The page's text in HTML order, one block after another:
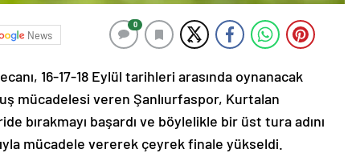
News
0
16-17-18 Eylül tarihleri arasında oynanacak
mücadelesi veren Şanlıurfaspor, Kurtalan
bırakmayı başardı ve böylelikle bir üst tura adını
mücadele vererek çeyrek finale yükseldi.